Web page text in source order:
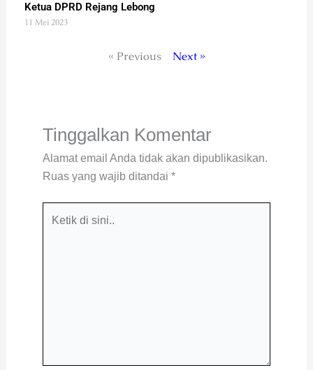
Ketua DPRD Rejang Lebong
11 Mei 2023
« Previous Next »
Tinggalkan Komentar
Alamat email Anda tidak akan dipublikasikan.
Ruas yang wajib ditandai *